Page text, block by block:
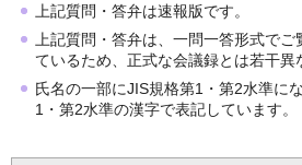
上記質問・答弁は速報版です。
上記質問・答弁は、一問一答形式で
ているため、正式な会議録とは若干異
氏名の一部にJIS規格第1・第2水準に
1・第2水準の漢字で表記しています。